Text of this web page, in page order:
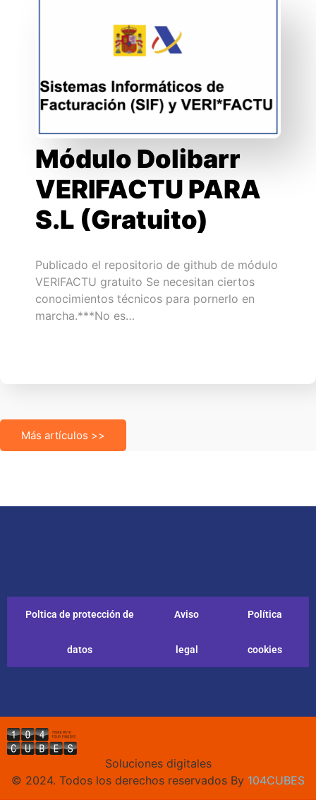
Módulo Dolibarr
VERIFACTU PARA
S.L (Gratuito)
Publicado el repositorio de github de módulo
VERIFACTU gratuito Se necesitan ciertos
conocimientos técnicos para pornerlo en
marcha.***No es…
Más artículos >>
Poltica de protección de
datos
Aviso
legal
Política
cookies
Soluciones digitales
© 2024. Todos los derechos reservados By 104CUBES